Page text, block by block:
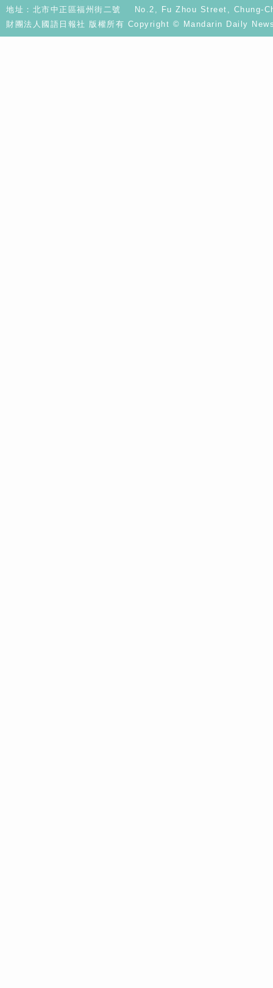
地址：北市中正區福州街二號 No.2, Fu Zhou Street, Chung-
財團法人國語日報社 版權所有 Copyright © Mandarin Daily